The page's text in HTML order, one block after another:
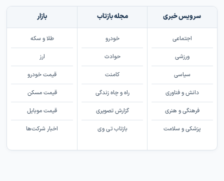
سرویس خبری
اجتماعی
ورزشی
سیاسی
دانش و فناوری
فرهنگی و هنری
پزشکی و سلامت
مجله بازتاب
خودرو
حوادث
کامنت
راه و چاه زندگی
گزارش تصویری
بازتاب تی وی
بازار
طلا و سکه
ارز
قیمت خودرو
قیمت مسکن
قیمت موبایل
اخبار شرکت‌ها